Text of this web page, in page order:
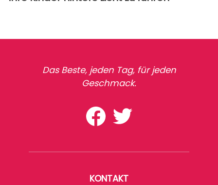
Das Beste, jeden Tag, für jeden
Geschmack.
KONTAKT